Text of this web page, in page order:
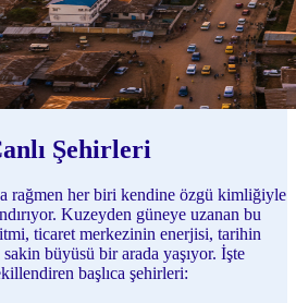
Şehirleri
rağmen her biri kendine özgü kimliğiyle
Kuzeyden güneye uzanan bu
ticaret merkezinin enerjisi, tarihin
sakin büyüsü bir arada yaşıyor. İşte
başlıca şehirleri: